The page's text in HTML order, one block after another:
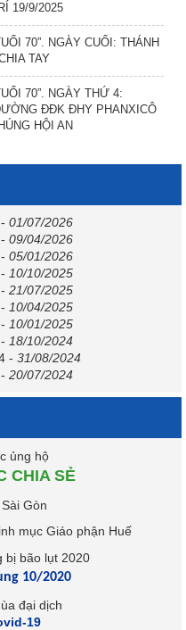
19/9/2025
70”. NGÀY CUỐI: THÁNH
TAY
70”. NGÀY THỨ 4:
ĐĐK ĐHY PHANXICÔ
HỘI AN
- 01/07/2026
- 09/04/2026
- 05/01/2026
- 10/10/2025
- 21/07/2025
- 10/04/2025
- 10/01/2025
- 18/10/2024
- 31/08/2024
- 20/07/2024
CHIA SẺ
10/2020
19